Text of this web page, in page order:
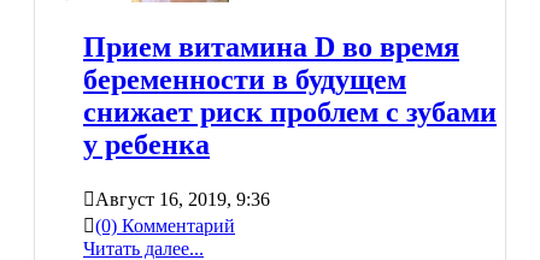
Прием витамина D во время
беременности в будущем
снижает риск проблем с зубами
у ребенка
Август 16, 2019, 9:36
(0) Комментарий
Читать далее...